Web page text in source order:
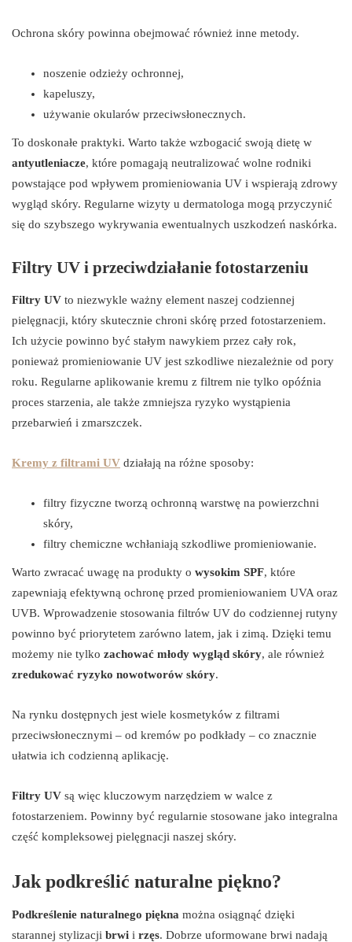
Ochrona skóry powinna obejmować również inne metody.
noszenie odzieży ochronnej,
kapeluszy,
używanie okularów przeciwsłonecznych.
To doskonałe praktyki. Warto także wzbogacić swoją dietę w
antyutleniacze, które pomagają neutralizować wolne rodniki
powstające pod wpływem promieniowania UV i wspierają zdrowy
wygląd skóry. Regularne wizyty u dermatologa mogą przyczynić
się do szybszego wykrywania ewentualnych uszkodzeń naskórka.
Filtry UV i przeciwdziałanie fotostarzeniu
Filtry UV to niezwykle ważny element naszej codziennej
pielęgnacji, który skutecznie chroni skórę przed fotostarzeniem.
Ich użycie powinno być stałym nawykiem przez cały rok,
ponieważ promieniowanie UV jest szkodliwe niezależnie od pory
roku. Regularne aplikowanie kremu z filtrem nie tylko opóźnia
proces starzenia, ale także zmniejsza ryzyko wystąpienia
przebarwień i zmarszczek.
Kremy z filtrami UV działają na różne sposoby:
filtry fizyczne tworzą ochronną warstwę na powierzchni
skóry,
filtry chemiczne wchłaniają szkodliwe promieniowanie.
Warto zwracać uwagę na produkty o wysokim SPF, które
zapewniają efektywną ochronę przed promieniowaniem UVA oraz
UVB. Wprowadzenie stosowania filtrów UV do codziennej rutyny
powinno być priorytetem zarówno latem, jak i zimą. Dzięki temu
możemy nie tylko zachować młody wygląd skóry, ale również
zredukować ryzyko nowotworów skóry.
Na rynku dostępnych jest wiele kosmetyków z filtrami
przeciwsłonecznymi – od kremów po podkłady – co znacznie
ułatwia ich codzienną aplikację.
Filtry UV są więc kluczowym narzędziem w walce z
fotostarzeniem. Powinny być regularnie stosowane jako integralna
część kompleksowej pielęgnacji naszej skóry.
Jak podkreślić naturalne piękno?
Podkreślenie naturalnego piękna można osiągnąć dzięki
starannej stylizacji brwi i rzęs. Dobrze uformowane brwi nadają